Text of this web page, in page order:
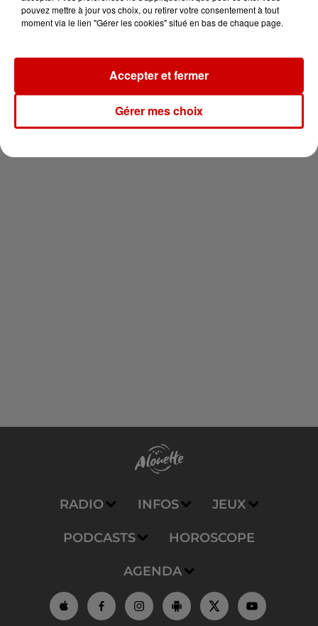
Newsletter
RADIO INFOS JEUX
PODCASTS HOROSCOPE
AGENDA
pouvez mettre à jour vos choix, ou retirer votre consentement à tout
moment via le lien "Gérer les cookies" situé en bas de chaque page.
Gérer mes choix
Accepter et fermer